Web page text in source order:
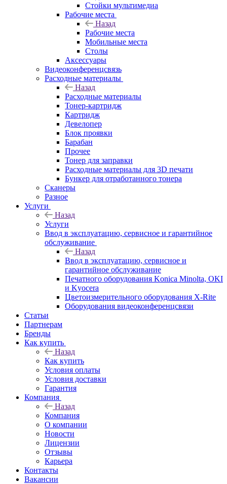
Стойки мультимедиа
Рабочие места
Назад
Рабочие места
Мобильные места
Столы
Аксессуары
Видеоконференцсвязь
Расходные материалы
Назад
Расходные материалы
Тонер-картридж
Картридж
Девелопер
Блок проявки
Барабан
Прочее
Тонер для заправки
Расходные материалы для 3D печати
Бункер для отработанного тонера
Сканеры
Разное
Услуги
Назад
Услуги
Ввод в эксплуатацию, сервисное и гарантийное
обслуживание
Назад
Ввод в эксплуатацию, сервисное и
гарантийное обслуживание
Печатного оборудования Konica Minolta, OKI
и Kyocera
Цветоизмерительного оборудования X-Rite
Оборудования видеоконференцсвязи
Статьи
Партнерам
Бренды
Как купить
Назад
Как купить
Условия оплаты
Условия доставки
Гарантия
Компания
Назад
Компания
О компании
Новости
Лицензии
Отзывы
Карьера
Контакты
Вакансии